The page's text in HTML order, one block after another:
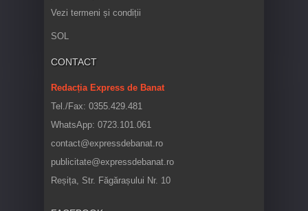
Vezi termeni și condiții
SOL
CONTACT
Redacția Express de Banat
Tel./Fax: 0355.429.481
WhatsApp: 0723.101.061
contact@expressdebanat.ro
publicitate@expressdebanat.ro
Reșița, Str. Făgărașului Nr. 10